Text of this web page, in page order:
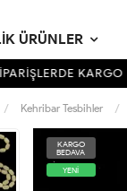
ÜRÜNLER
KARGO
Kehribar Tesbihler
KARGO
BEDAVA
YENİ